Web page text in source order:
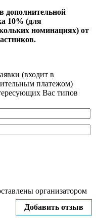
дополнительной
10% (для
номинациях) от
(входит в
платежом)
Вас типов
организатором
Добавить отзыв